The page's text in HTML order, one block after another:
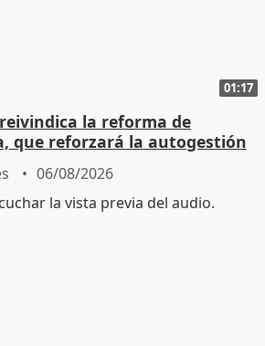
01:17
la reforma de
que reforzará la autogestión
06/08/2026